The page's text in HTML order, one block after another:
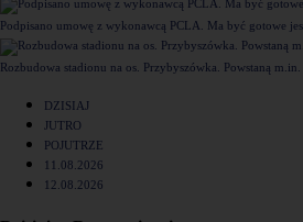
Podpisano umowę z wykonawcą PCLA. Ma być gotowe
Rozbudowa stadionu na os. Przybyszówka. Powstaną
DZISIAJ
JUTRO
POJUTRZE
11.08.2026
12.08.2026